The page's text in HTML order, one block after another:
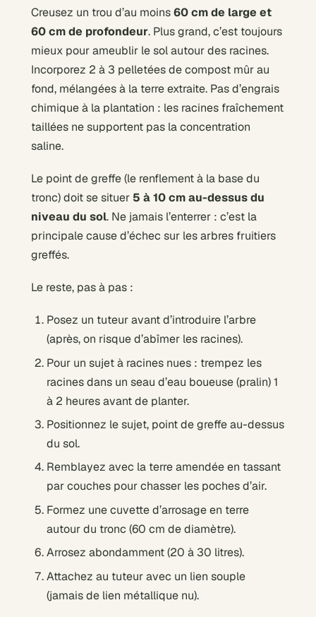
Creusez un trou d’au moins60 cm de large et
60 cm de profondeur. Plus grand, c’est toujours
mieux pour ameublir le sol autour des racines.
Incorporez 2 à 3 pelletées de compost mûr au
fond, mélangées à la terre extraite. Pas d’engrais
chimique à la plantation : les racines fraîchement
taillées ne supportent pas la concentration
saline.
Le point de greffe (le renflement à la base du
tronc) doit se situer 5 à 10 cm au-dessus du
niveau du sol. Ne jamais l’enterrer : c’est la
principale cause d’échec sur les arbres fruitiers
greffés.
Le reste, pas à pas :
Posez un tuteur avant d’introduire l’arbre
(après, on risque d’abîmer les racines).
Pour un sujet à racines nues : trempez les
racines dans un seau d’eau boueuse (pralin) 1
à 2 heures avant de planter.
Positionnez le sujet, point de greffe au-dessus
du sol.
Remblayez avec la terre amendée en tassant
par couches pour chasser les poches d’air.
Formez une cuvette d’arrosage en terre
autour du tronc (60 cm de diamètre).
Arrosez abondamment (20 à 30 litres).
Attachez au tuteur avec un lien souple
(jamais de lien métallique nu).